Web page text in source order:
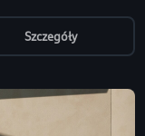
Szczegóły